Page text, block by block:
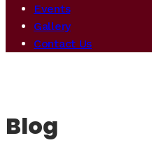
Events
Gallery
Contact Us
Blog